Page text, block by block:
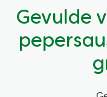
Vegetarisch
Kruiding
Gevulde